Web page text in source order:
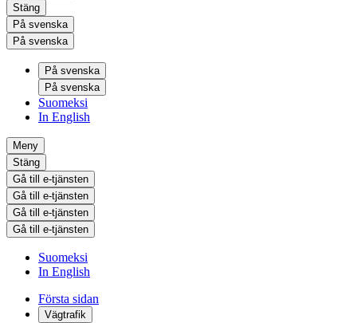
Stäng
På svenska
På svenska
På svenska
På svenska
Suomeksi
In English
Meny
Stäng
Gå till e-tjänsten
Gå till e-tjänsten
Gå till e-tjänsten
Gå till e-tjänsten
Suomeksi
In English
Första sidan
Vägtrafik